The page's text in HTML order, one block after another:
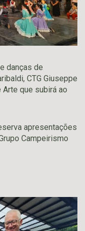
danças de
CTG Giuseppe
que subirá ao
apresentações
Campeirismo